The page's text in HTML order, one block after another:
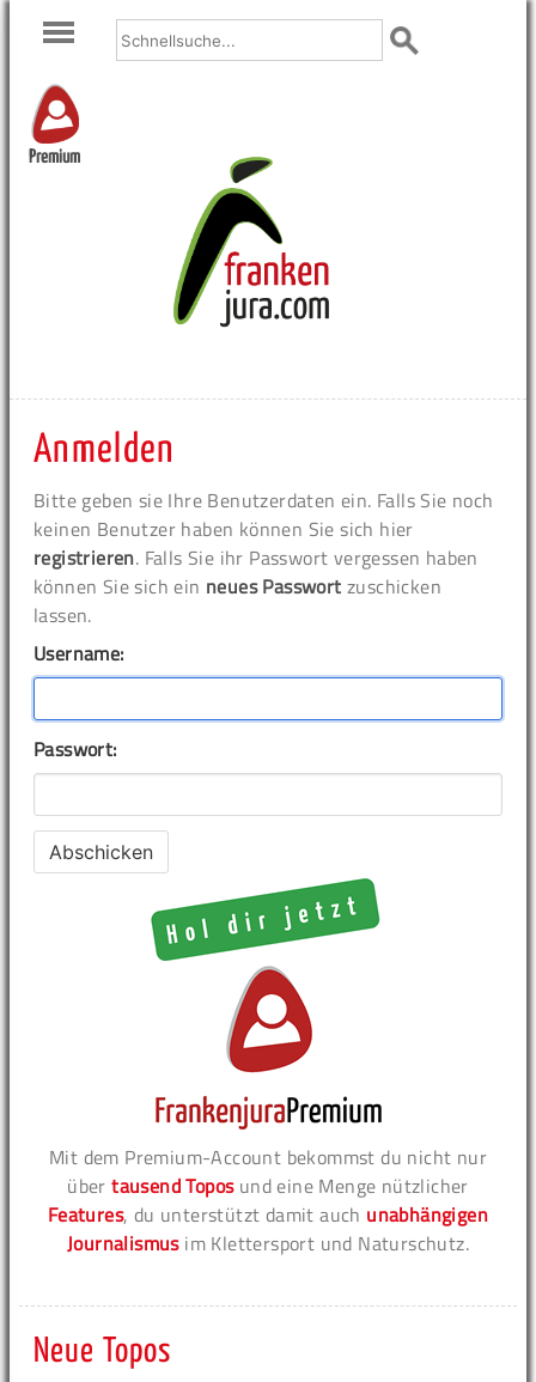
Premium
Anmelden
Bitte geben sie Ihre Benutzerdaten ein. Falls Sie noch
keinen Benutzer haben können Sie sich hier
registrieren. Falls Sie ihr Passwort vergessen haben
können Sie sich ein neues Passwort zuschicken
lassen.
Username:
Passwort:
Mit dem Premium-Account bekommst du nicht nur
übertausend Toposund eine Menge nützlicher
Features, du unterstützt damit auch unabhängigen
Journalismusim Klettersport und Naturschutz.
Neue Topos